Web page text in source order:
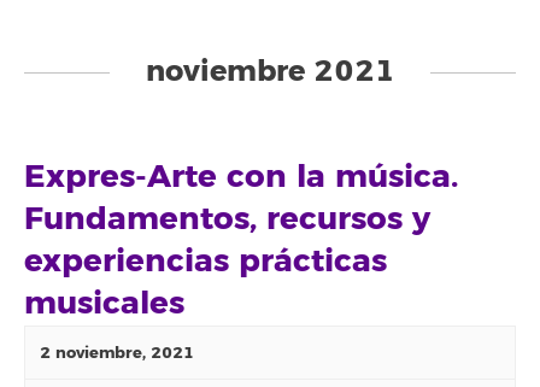
List
noviembre 2021
Expres-Arte con la música.
Fundamentos, recursos y
experiencias prácticas
musicales
2 noviembre, 2021